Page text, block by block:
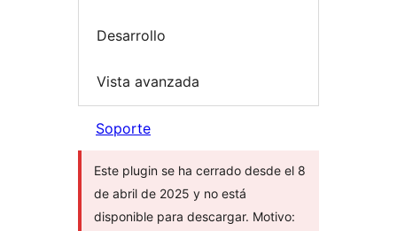
Desarrollo
Vista avanzada
Soporte
Este plugin se ha cerrado desde el 8
de abril de 2025 y no está
disponible para descargar. Motivo: